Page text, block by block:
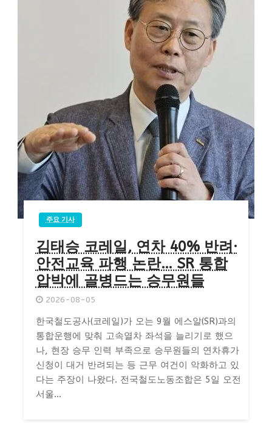
주요 기사
김태승 코레일, 연차 40% 반려·
안전교육 파행 논란… SR 통합
압박에 골병드는 승무원들
2026-08-05
한국철도공사(코레일)가 오는 9월 에스알(SR)과의
통합운행에 맞춰 고속열차 좌석을 늘리기로 했으
나, 현장 승무 인력 부족으로 승무원들의 연차휴가
신청이 대거 반려되는 등 근무 여건이 악화하고 있
다는 주장이 나왔다. 전국철도노동조합은 5일 오전
서울...